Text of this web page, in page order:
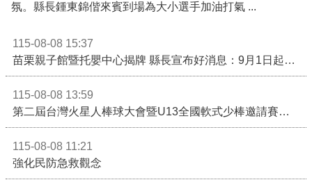
氛。縣長鍾東錦偕來賓到場為大小選手加油打氣 ...
115-08-08 15:37
苗栗親子館暨托嬰中心揭牌 縣長宣布好消息：9月1日起調降臨時托嬰費用
115-08-08 13:59
第二屆台灣火星人棒球大會暨U13全國軟式少棒邀請賽在苗栗舉辦
115-08-08 11:21
強化民防急救觀念